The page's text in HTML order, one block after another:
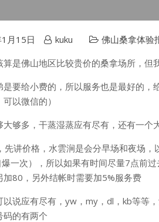
月15日 kuku 佛山桑拿体验
算是佛山地区比较贵价的桑拿场所，
是要给小费的，所以服务也是最好的
以微信的）
大够多，干蒸湿蒸应有尽有，还有一个
先讲价格，水雲涧是会分早场和夜场
一次），所以如果有时间尽量7点前
加80，另外结帐时需要加5%服务费
以说应有尽有，yw，my，dl，kb等等
码的有两个